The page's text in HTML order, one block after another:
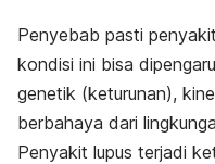
Penyebab pasti
kondisi ini bisa
genetik (keturunan),
berbahaya dari
Penyakit lupus terjadi